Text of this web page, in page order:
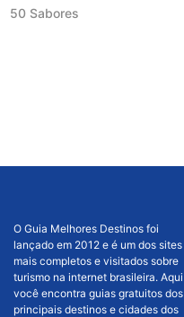
50 Sabores
O Guia Melhores Destinos foi
lançado em 2012 e é um dos sites
mais completos e visitados sobre
turismo na internet brasileira. Aqui
você encontra guias gratuitos dos
principais destinos e cidades dos